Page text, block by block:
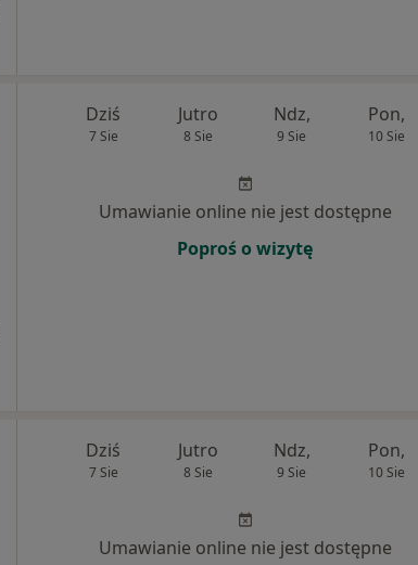
Dziś
7 Sie
Jutro
8 Sie
Ndz,
9 Sie
Pon,
10 Sie
Umawianie online nie jest dostępne
Poproś o wizytę
Dziś
7 Sie
Jutro
8 Sie
Ndz,
9 Sie
Pon,
10 Sie
Umawianie online nie jest dostępne